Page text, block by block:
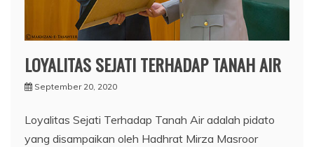
LOYALITAS SEJATI TERHADAP TANAH AIR
September 20, 2020
Loyalitas Sejati Terhadap Tanah Air adalah pidato
yang disampaikan oleh Hadhrat Mirza Masroor